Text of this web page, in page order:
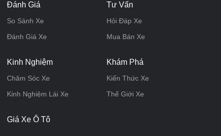
Đánh Giá
So Sánh Xe
Đánh Giá Xe
Tư Vấn
Hỏi Đáp Xe
Mua Bán Xe
Kinh Nghiệm
Chăm Sóc Xe
Kinh Nghiệm Lái Xe
Khám Phá
Kiến Thức Xe
Thế Giới Xe
Giá Xe Ô Tô